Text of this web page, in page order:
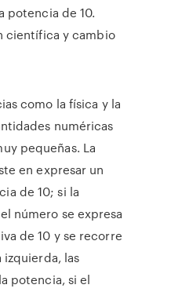
potencia de 10.
científica y cambio
como la física y la
numéricas
pequeñas. La
en expresar un
de 10; si la
número se expresa
de 10 y se recorre
las
potencia, si el